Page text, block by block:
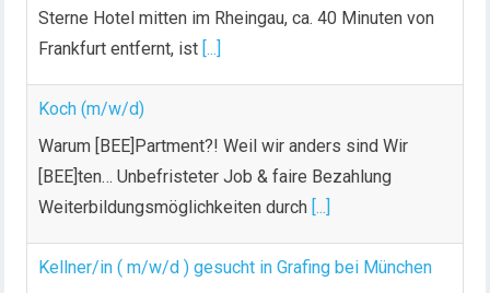
Sterne Hotel mitten im Rheingau, ca. 40 Minuten von
Frankfurt entfernt, ist [...]
Koch (m/w/d)
Warum [BEE]Partment?! Weil wir anders sind Wir
[BEE]ten… Unbefristeter Job & faire Bezahlung
Weiterbildungsmöglichkeiten durch [...]
Kellner/in ( m/w/d ) gesucht in Grafing bei München